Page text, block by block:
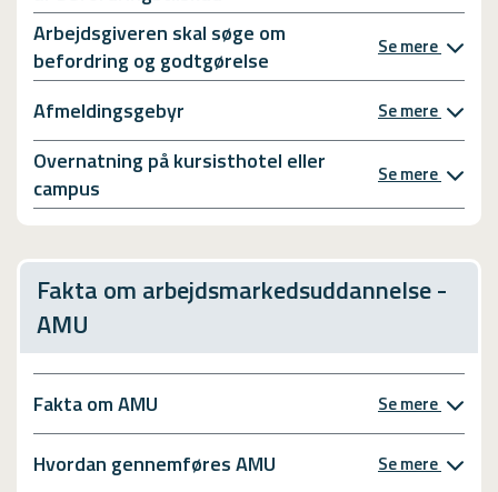
Arbejdsgiveren skal søge om
befordring og godtgørelse
Se mere
Afmeldingsgebyr Se mere
Overnatning på kursisthotel eller
campus
Se mere
Fakta om arbejdsmarkedsuddannelse -
AMU
Fakta om AMU Se mere
Hvordan gennemføres AMU Se mere